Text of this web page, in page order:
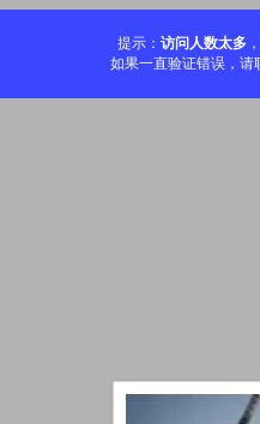
提示： 访问人数太多
如果一直验证错误，请